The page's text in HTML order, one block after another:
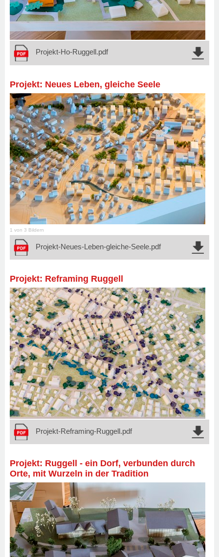
Projekt-Ho-Ruggell.pdf
Projekt: Neues Leben, gleiche Seele
1 von 3 Bildern
Projekt-Neues-Leben-gleiche-Seele.pdf
Projekt: Reframing Ruggell
Projekt-Reframing-Ruggell.pdf
Projekt: Ruggell - ein Dorf, verbunden durch
Orte, mit Wurzeln in der Tradition